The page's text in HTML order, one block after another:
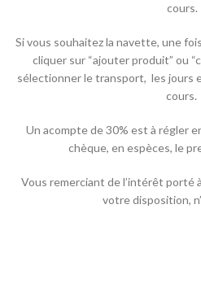
cours.
Si vous souhaitez la navette, une
cliquer sur “ajouter produit” ou
sélectionner le transport, les jours
cours.
Un acompte de 30% est à régler
chèque, en espèces, le
Vous remerciant de l’intérêt porté
votre disposition,